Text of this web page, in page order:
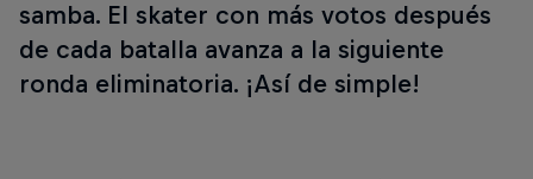
samba. El skater con más votos después
de cada batalla avanza a la siguiente
ronda eliminatoria. ¡Así de simple!